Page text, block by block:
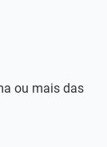
ou mais das